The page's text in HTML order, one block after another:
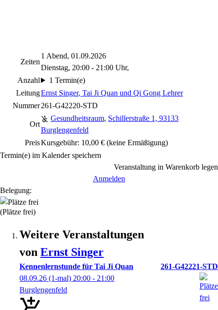
Zeiten
1 Abend, 01.09.2026
Dienstag, 20:00 - 21:00 Uhr,
Anzahl
1 Termin(e)
LeitungErnst Singer, Tai Ji Quan und Qi Gong Lehrer
Nummer261-G42220-STD
Ort
Gesundheitsraum, Schillerstraße 1, 93133
Burglengenfeld
PreisKursgebühr: 10,00 € (keine Ermäßigung)
Termin(e) im Kalender speichern
Veranstaltung in Warenkorb legen
Anmelden
Belegung:
(Plätze frei)
Weitere Veranstaltungen
von Ernst Singer
Kennenlernstunde für Tai Ji Quan
261-G42221-STD
08.09.26 (1-mal) 20:00 - 21:00
Burglengenfeld